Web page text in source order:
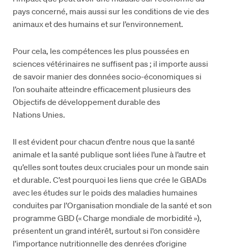
pays concerné, mais aussi sur les conditions de vie des
animaux et des humains et sur l’environnement.
Pour cela, les compétences les plus poussées en
sciences vétérinaires ne suffisent pas ; il importe aussi
de savoir manier des données socio-économiques si
l’on souhaite atteindre efficacement plusieurs des
Objectifs de développement durable des
Nations Unies.
Il est évident pour chacun d’entre nous que la santé
animale et la santé publique sont liées l’une à l’autre et
qu’elles sont toutes deux cruciales pour un monde sain
et durable. C’est pourquoi les liens que crée le GBADs
avec les études sur le poids des maladies humaines
conduites par l’Organisation mondiale de la santé et son
programme GBD (« Charge mondiale de morbidité »),
présentent un grand intérêt, surtout si l’on considère
l’importance nutritionnelle des denrées d’origine